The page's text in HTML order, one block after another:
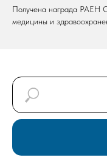
Получена награда РАЕН
медицины и